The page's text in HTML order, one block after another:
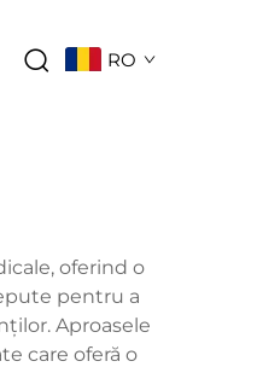
RO
oferind o
pentru a
Aproasele
care oferă o